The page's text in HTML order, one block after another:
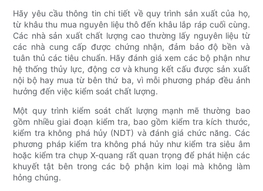
Hãy yêu cầu thông tin chi tiết về quy trình sản xuất của họ,
từ khâu thu mua nguyên liệu thô đến khâu lắp ráp cuối cùng.
Các nhà sản xuất chất lượng cao thường lấy nguyên liệu từ
các nhà cung cấp được chứng nhận, đảm bảo độ bền và
tuân thủ các tiêu chuẩn. Hãy đánh giá xem các bộ phận như
hệ thống thủy lực, động cơ và khung kết cấu được sản xuất
nội bộ hay mua từ bên thứ ba, vì mỗi phương pháp đều ảnh
hưởng đến việc kiểm soát chất lượng.
Một quy trình kiểm soát chất lượng mạnh mẽ thường bao
gồm nhiều giai đoạn kiểm tra, bao gồm kiểm tra kích thước,
kiểm tra không phá hủy (NDT) và đánh giá chức năng. Các
phương pháp kiểm tra không phá hủy như kiểm tra siêu âm
hoặc kiểm tra chụp X-quang rất quan trọng để phát hiện các
khuyết tật bên trong các bộ phận kim loại mà không làm
hỏng chúng.